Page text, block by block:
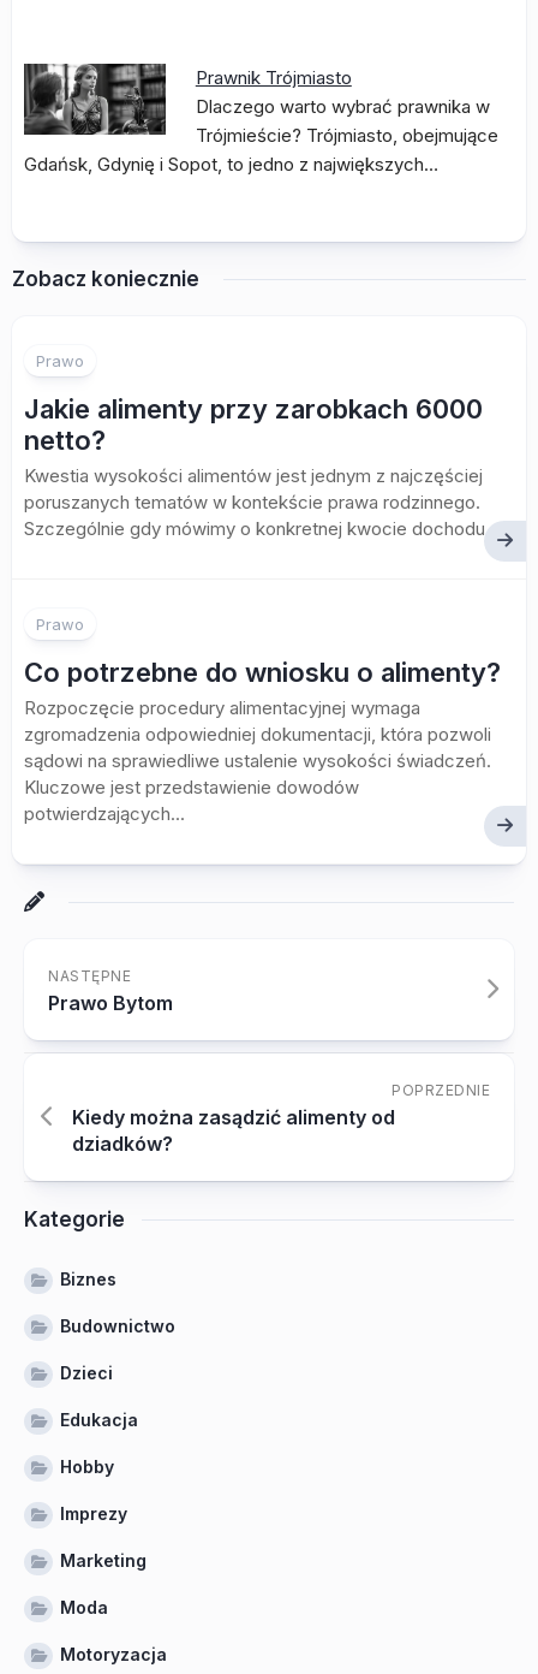
Prawnik Trójmiasto
Dlaczego warto wybrać prawnika w
Trójmieście? Trójmiasto, obejmujące
Gdańsk, Gdynię i Sopot, to jedno z największych…
Zobacz koniecznie
Prawo
Jakie alimenty przy zarobkach 6000
netto?
Kwestia wysokości alimentów jest jednym z najczęściej
poruszanych tematów w kontekście prawa rodzinnego.
Szczególnie gdy mówimy o konkretnej kwocie dochodu,...
Prawo
Co potrzebne do wniosku o alimenty?
Rozpoczęcie procedury alimentacyjnej wymaga
zgromadzenia odpowiedniej dokumentacji, która pozwoli
sądowi na sprawiedliwe ustalenie wysokości świadczeń.
Kluczowe jest przedstawienie dowodów
potwierdzających...
NASTĘPNE
Prawo Bytom
POPRZEDNIE
Kiedy można zasądzić alimenty od
dziadków?
Kategorie
Biznes
Budownictwo
Dzieci
Edukacja
Hobby
Imprezy
Marketing
Moda
Motoryzacja